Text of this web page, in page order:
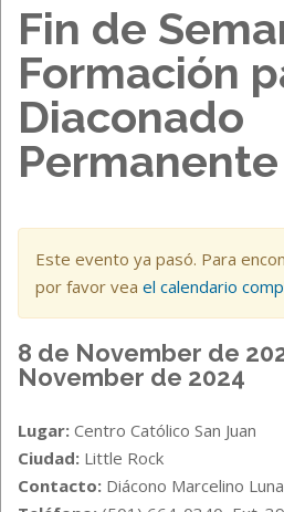
Fin de
Formación
Diaconado
Permanente
Este evento ya pasó. Para
por favor vea el calendario
8 de November de
November de 2024
Lugar: Centro Católico San Juan
Ciudad: Little Rock
Contacto: Diácono Marcelino Luna